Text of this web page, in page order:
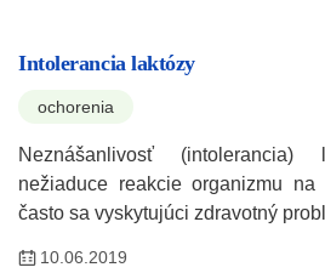
Intolerancia laktózy
ochorenia
Neznášanlivosť
nežiaduce reakcie organizmu
často sa vyskytujúci zdravotný
10.06.2019